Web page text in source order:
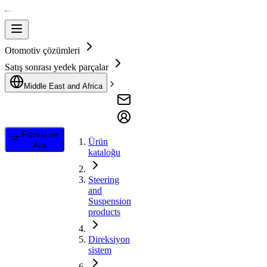
Otomotiv çözümleri
Satış sonrası yedek parçalar
Middle East and Africa
Filtrele ve
Ara
Ürün
kataloğu
Steering
and
Suspension
products
Direksiyon
sistem